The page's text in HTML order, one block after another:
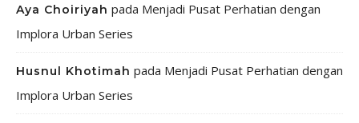
Aya Choiriyah pada Menjadi Pusat Perhatian dengan
Implora Urban Series
Husnul Khotimah pada Menjadi Pusat Perhatian dengan
Implora Urban Series